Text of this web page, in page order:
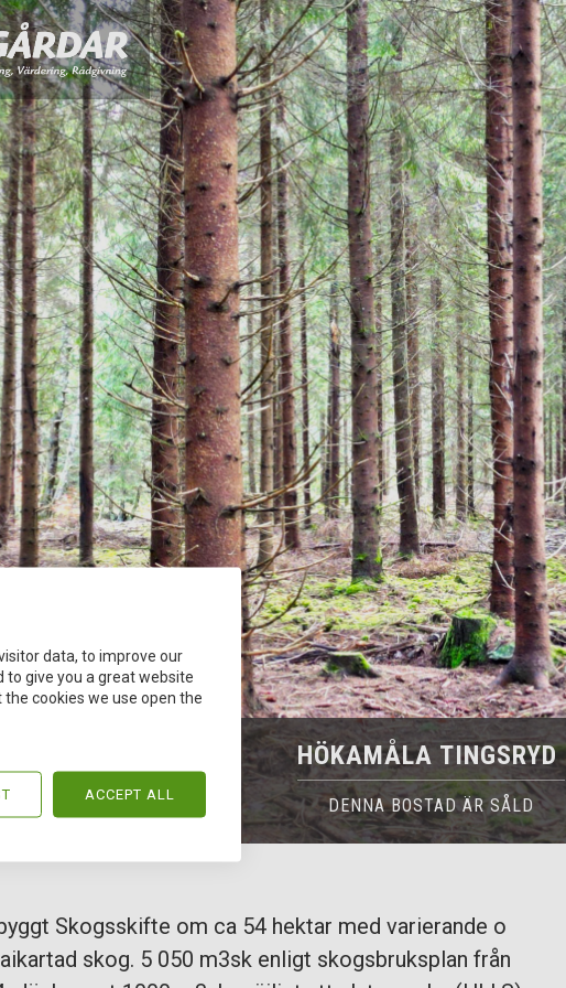
HÖKAMÅLA TINGSRYD
DENNA BOSTAD ÄR SÅLD
Skogsskifte om ca 54 hektar med varierande o
skog. 5 050 m3sk enligt skogsbruksplan från
data, to improve our
give you a great website
cookies we use open the
ACCEPT ALL